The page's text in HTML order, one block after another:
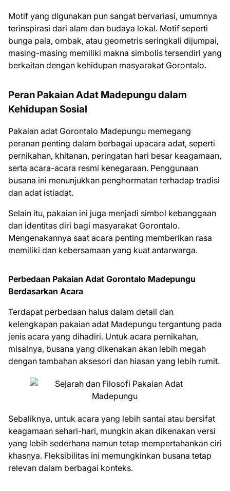
Motif yang digunakan pun sangat bervariasi, umumnya
terinspirasi dari alam dan budaya lokal. Motif seperti
bunga pala, ombak, atau geometris seringkali dijumpai,
masing-masing memiliki makna simbolis tersendiri yang
berkaitan dengan kehidupan masyarakat Gorontalo.
Peran Pakaian Adat Madepungu dalam
Kehidupan Sosial
Pakaian adat Gorontalo Madepungu memegang
peranan penting dalam berbagai upacara adat, seperti
pernikahan, khitanan, peringatan hari besar keagamaan,
serta acara-acara resmi kenegaraan. Penggunaan
busana ini menunjukkan penghormatan terhadap tradisi
dan adat istiadat.
Selain itu, pakaian ini juga menjadi simbol kebanggaan
dan identitas diri bagi masyarakat Gorontalo.
Mengenakannya saat acara penting memberikan rasa
memiliki dan kebersamaan yang kuat antarwarga.
Perbedaan Pakaian Adat Gorontalo Madepungu
Berdasarkan Acara
Terdapat perbedaan halus dalam detail dan
kelengkapan pakaian adat Madepungu tergantung pada
jenis acara yang dihadiri. Untuk acara pernikahan,
misalnya, busana yang dikenakan akan lebih megah
dengan tambahan aksesori dan hiasan yang lebih rumit.
Sebaliknya, untuk acara yang lebih santai atau bersifat
keagamaan sehari-hari, mungkin akan dikenakan versi
yang lebih sederhana namun tetap mempertahankan ciri
khasnya. Fleksibilitas ini memungkinkan busana tetap
relevan dalam berbagai konteks.